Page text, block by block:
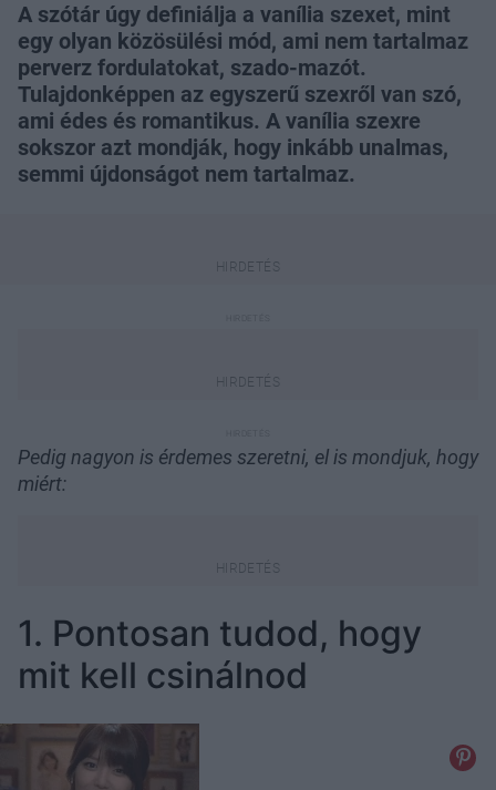
A szótár úgy definiálja a vanília szexet, mint
egy olyan közösülési mód, ami nem tartalmaz
perverz fordulatokat, szado-mazót.
Tulajdonképpen az egyszerű szexről van szó,
ami édes és romantikus. A vanília szexre
sokszor azt mondják, hogy inkább unalmas,
semmi újdonságot nem tartalmaz.
Pedig nagyon is érdemes szeretni, el is mondjuk, hogy
miért:
1. Pontosan tudod, hogy
mit kell csinálnod